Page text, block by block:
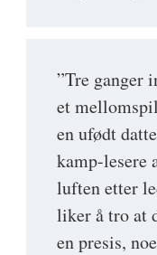
”Tre ganger
et
en ufødt
kamp-lesere
luften etter
liker å tro at
en presis,